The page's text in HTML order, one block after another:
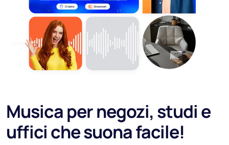
Musica per negozi, studi e
uffici che suona facile!